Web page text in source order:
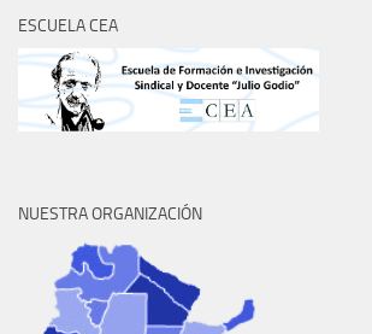
ESCUELA CEA
NUESTRA ORGANIZACIÓN